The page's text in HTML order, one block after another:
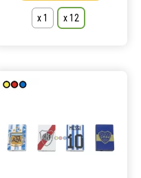
x 1 x 12